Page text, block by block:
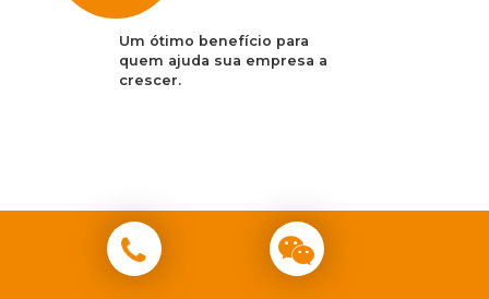
Um ótimo benefício para
quem ajuda sua empresa a
crescer.